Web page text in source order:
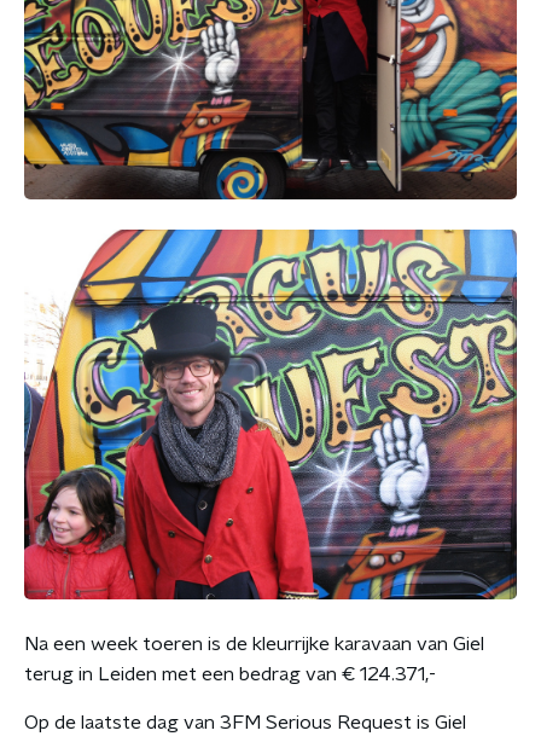
Na een week toeren is de kleurrijke karavaan van Giel
terug in Leiden met een bedrag van € 124.371,-
Op de laatste dag van 3FM Serious Request is Giel